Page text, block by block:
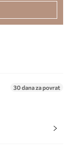
30 dana za povrat